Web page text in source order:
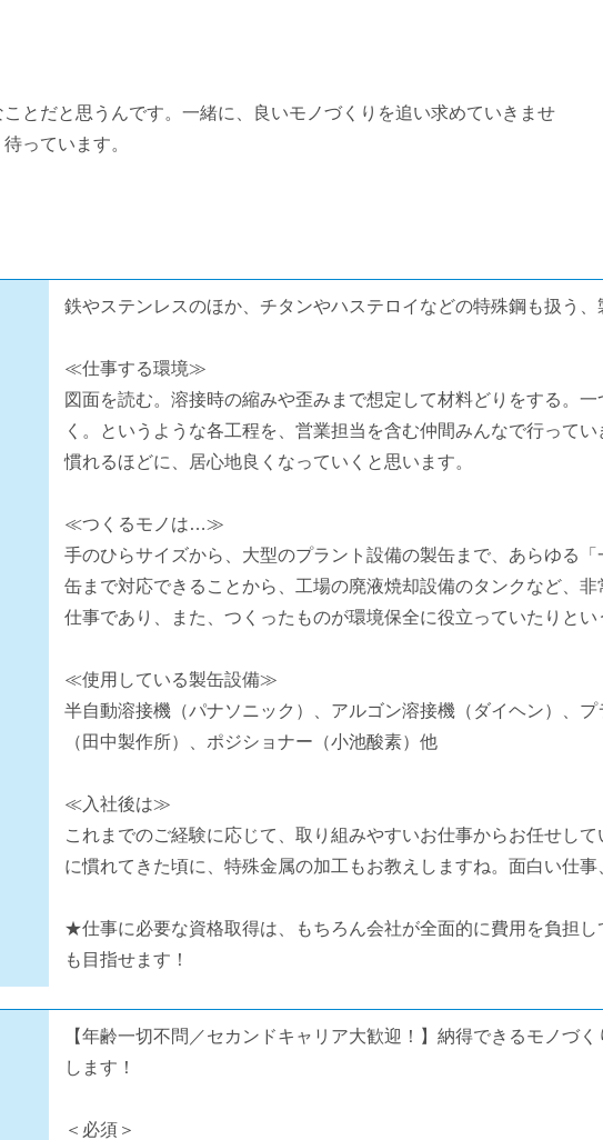
とだと思うんです。一緒に、良いモノづくりを追い求めていきませ
っています。
鉄やステンレスのほか、チタンやハステロイなどの特殊鋼も扱う、
≪仕事する環境≫
図面を読む。溶接時の縮みや歪みまで想定して材料どりをする。
く。というような各工程を、営業担当を含む仲間みんなで行って
慣れるほどに、居心地良くなっていくと思います。
≪つくるモノは…≫
手のひらサイズから、大型のプラント設備の製缶まで、あらゆる
缶まで対応できることから、工場の廃液焼却設備のタンクなど、
仕事であり、また、つくったものが環境保全に役立っていたりとい
≪使用している製缶設備≫
半自動溶接機（パナソニック）、アルゴン溶接機（ダイヘン）、
（田中製作所）、ポジショナー（小池酸素）他
≪入社後は≫
これまでのご経験に応じて、取り組みやすいお仕事からお任せし
に慣れてきた頃に、特殊金属の加工もお教えしますね。面白い仕事
★仕事に必要な資格取得は、もちろん会社が全面的に費用を負担
も目指せます！
【年齢一切不問／セカンドキャリア大歓迎！】納得できるモノづ
します！
＜必須＞